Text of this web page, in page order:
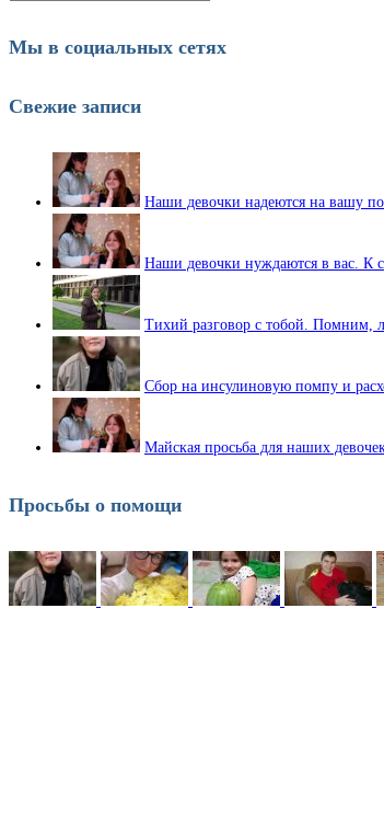
Мы в социальных сетях
Свежие записи
Наши девочки надеются на вашу
Наши девочки нуждаются в вас. К
Тихий разговор с тобой. Помним,
Сбор на инсулиновую помпу и
Майская просьба для наших
Просьбы о помощи